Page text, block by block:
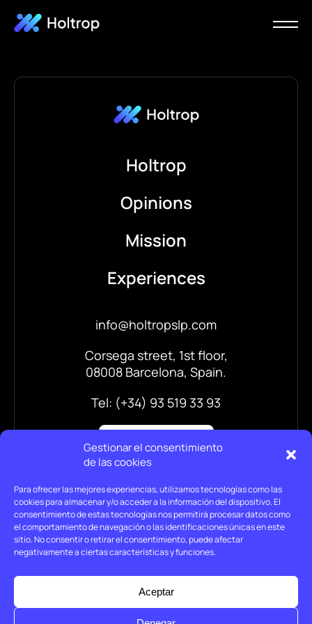
Gestionar el consentimiento
de las cookies
Para ofrecer las mejores experiencias, utilizamos tecnologías como las
cookies para almacenar y/o acceder a la información del dispositivo. El
consentimiento de estas tecnologías nos permitirá procesar datos como
el comportamiento de navegación o las identificaciones únicas en este
sitio. No consentir o retirar el consentimiento, puede afectar
negativamente a ciertas características y funciones.
Aceptar
Holtrop
Opinions
Mission
Experiences
info@holtropslp.com
Corsega street, 1st floor,
08008 Barcelona, Spain.
Tel: (+34) 93 519 33 93
Legal advice
Privacy policy
Cookies policy